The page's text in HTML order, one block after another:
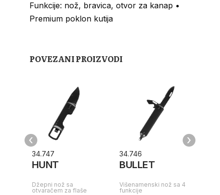
Funkcije: nož, bravica, otvor za kanap •
Premium poklon kutija
POVEZANI PROIZVODI
34.747
HUNT
Džepni nož sa
otvaračem za flaše
34.746
BULLET
Višenamenski nož sa 4
funkcije
‹ ›